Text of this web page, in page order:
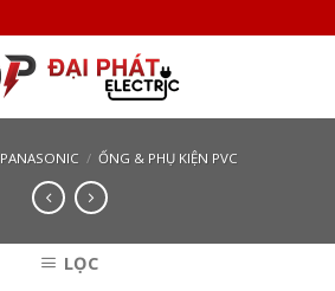
PANASONIC / ỐNG & PHỤ KIỆN PVC
LỌC